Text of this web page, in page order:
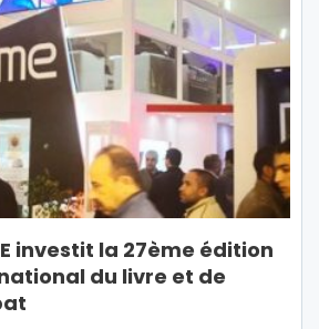
investit la 27ème édition
du livre et de